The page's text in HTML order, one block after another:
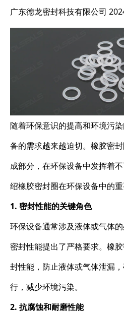
广东德龙密封科技有限公司
随着环保意识的提高和环境污
备的需求越来越迫切。橡胶密
成部分，在环保设备中发挥着
绍橡胶密封圈在环保设备中的重
1. 密封性能的关键角色
环保设备通常涉及液体或气体
密封性能提出了严格要求。橡
封性能，防止液体或气体泄漏
行，减少环境污染。
2. 抗腐蚀和耐磨性能